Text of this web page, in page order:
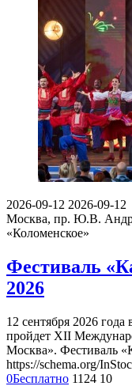
2026-09-12 2026-09-12
Москва, пр. Ю.В.
«Коломенское»
Фестиваль
2026
12 сентября 2026
пройдет XII
Москва». Фестиваль
https://schema.org/
0Бесплатно 1124 10